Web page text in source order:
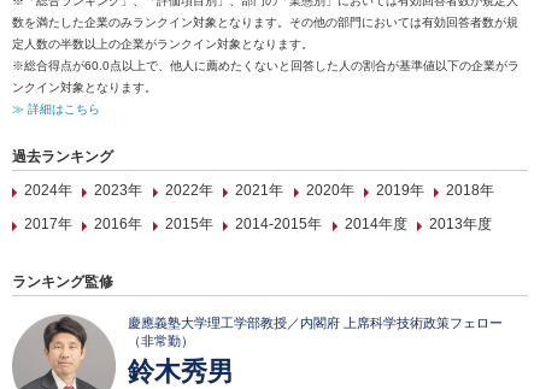
数を満たした企業のみランクイン対象となります。その他の部門においては有効回答者数が規
定人数の半数以上の企業がランクイン対象となります。
※総合得点が60.0点以上で、他人に薦めたくないと回答した人の割合が基準値以下の企業がラ
ンクイン対象となります。
≫ 詳細はこちら
過去ランキング
2024年
2023年 2022年 2021年 2020年 2019年
2018年
2017年
2016年 2015年 2014-2015年 2014年度 2013年度
ランキング監修
慶應義塾大学理工学部教授／内閣府 上席科学技術政策フェロー
（非常勤）
鈴木秀男